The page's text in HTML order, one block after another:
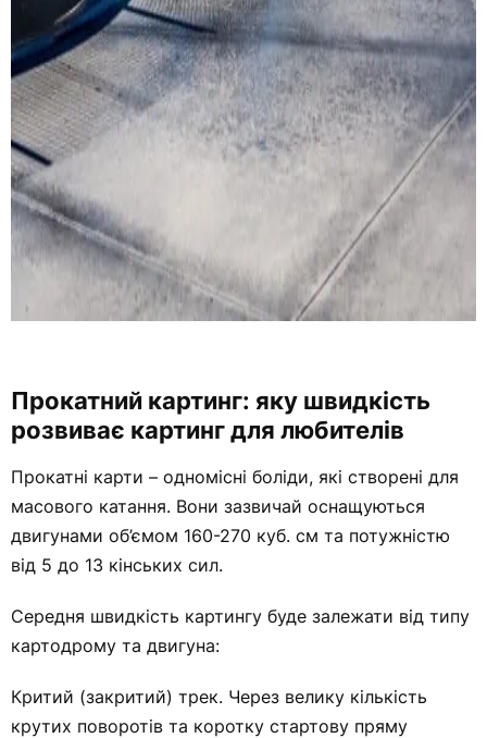
Прокатний картинг: яку швидкість
розвиває картинг для любителів
Прокатні карти – одномісні боліди, які створені для
масового катання. Вони зазвичай оснащуються
двигунами об’ємом 160-270 куб. см та потужністю
від 5 до 13 кінських сил.
Середня швидкість картингу буде залежати від типу
картодрому та двигуна:
Критий (закритий) трек. Через велику кількість
крутих поворотів та коротку стартову пряму